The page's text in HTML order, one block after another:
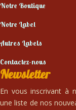
Notre Boutique
Notre Label
Autres Labels
Contactez-nous
Newsletter
En vous inscrivant à
une liste de nos